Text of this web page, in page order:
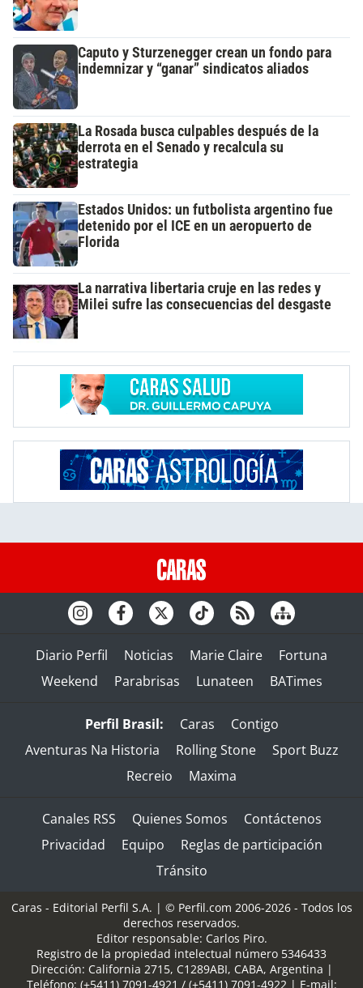
Caputo y Sturzenegger crean un fondo para
indemnizar y “ganar” sindicatos aliados
La Rosada busca culpables después de la
derrota en el Senado y recalcula su
estrategia
Estados Unidos: un futbolista argentino fue
detenido por el ICE en un aeropuerto de
Florida
La narrativa libertaria cruje en las redes y
Milei sufre las consecuencias del desgaste
Diario Perfil Noticias Marie Claire
Fortuna
Weekend
Parabrisas Lunateen BATimes
Perfil Brasil: Caras
Contigo
Aventuras Na Historia
Rolling Stone
Sport Buzz
Recreio
Maxima
Canales RSS Quienes Somos
Contáctenos
Privacidad
Equipo
Reglas de participación
Tránsito
Caras - Editorial Perfil S.A. | © Perfil.com 2006-2026 - Todos los
derechos reservados.
Editor responsable: Carlos Piro.
Registro de la propiedad intelectual número 5346433
Dirección: California 2715, C1289ABI, CABA, Argentina |
Teléfono: (+5411) 7091-4921 / (+5411) 7091-4922 | E-mail: